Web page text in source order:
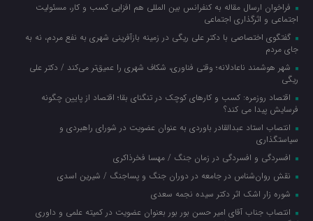
فراخوان ارسال مقاله به کنفرانس بین المللی هم افزایی کسب و کار، مسئولیت
اجتماعی و اثرگذاری اجتماعی
گفتگوی اختصاصی با دکتر علی ریگی در زمینه بازآفرینی شهری به نفع مردم، نه به
جای مردم
شهر هوشمند ناعادلانه؛ وقتی فناوری، شکاف شهری را عمیق‌تر می‌کند / دکتر علی
ریگی
اقتصاد روزمره: کسب‌ و کارهای کوچک در تنگنای بقا؛ اقتصاد از پایین چگونه
فرسایش پیدا می کند؟
انتصاب استاد عبدالقادر باوردی به عنوان عضویت در شورای راهبردی و
سیاستگذاری
افسردگی و افسردگی در زمان جنگ / مهسا فخرذاکری
نقش روان‌شناس در جامعه در دوران جنگ و پساجنگ / شیرین اسدی
شوره زار اشک اثر دکتر سیده نجمه سعدی
انتصاب جناب آقای امیر حسن بور بور بعنوان عضویت در کمیته علمی و داوری